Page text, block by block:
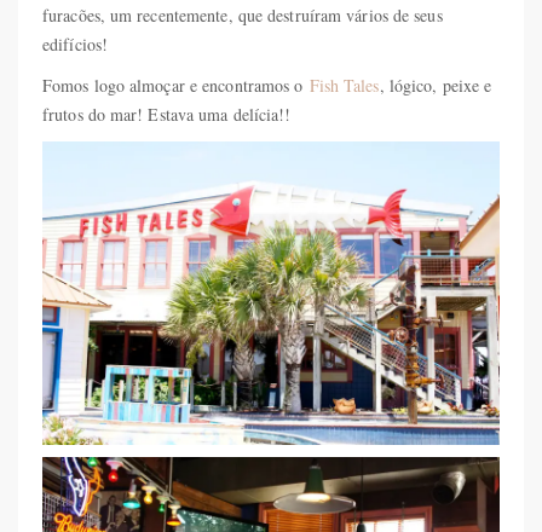
furacões, um recentemente, que destruíram vários de seus
edifícios!
Fomos logo almoçar e encontramos o Fish Tales, lógico, peixe e
frutos do mar! Estava uma delícia!!